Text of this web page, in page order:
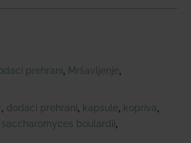
prehrani Mršavljenje
dodaci prehrani kapsule kopriva
saccharomyces boulardii